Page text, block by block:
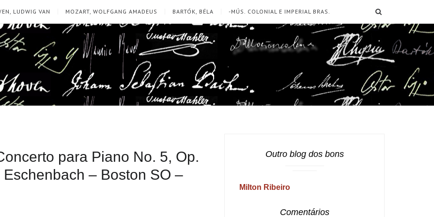
LUDWIG VAN MOZART, WOLFGANG AMADEUS BARTÓK, BÉLA -MÚS. COLONIAL E IMPERIAL BRAS.
para Piano No. 5, Op.
– Boston SO –
Outro blog dos bons
Milton Ribeiro
Comentários